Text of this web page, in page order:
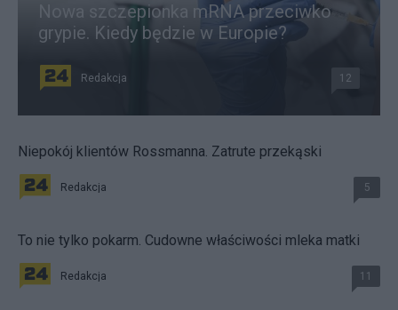
Nowa szczepionka mRNA przeciwko
grypie. Kiedy będzie w Europie?
Redakcja 12
Niepokój klientów Rossmanna. Zatrute przekąski
Redakcja 5
To nie tylko pokarm. Cudowne właściwości mleka matki
Redakcja 11